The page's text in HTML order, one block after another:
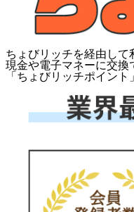
ちょびリッチを経由して
現金や電子マネーに交換
「 ちょびリッチポイント